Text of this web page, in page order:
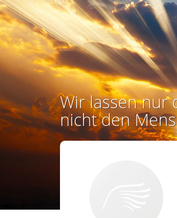
Wir lassen nur
nicht den